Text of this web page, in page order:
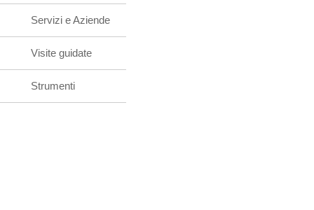
Servizi e Aziende
Visite guidate
Strumenti